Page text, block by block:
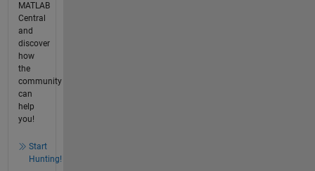
MATLAB
Central
and
discover
how
the
community
can
help
you!
Start
Hunting!